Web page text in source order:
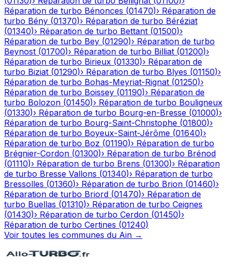
Réparation de turbo Bénonces (01470)› Réparation de
turbo Bény (01370)› Réparation de turbo Béréziat
(01340)› Réparation de turbo Bettant (01500)›
Réparation de turbo Bey (01290)› Réparation de turbo
Beynost (01700)› Réparation de turbo Billiat (01200)›
Réparation de turbo Birieux (01330)› Réparation de
turbo Biziat (01290)› Réparation de turbo Blyes (01150)›
Réparation de turbo Bohas-Meyriat-Rignat (01250)›
Réparation de turbo Boissey (01190)› Réparation de
turbo Bolozon (01450)› Réparation de turbo Bouligneux
(01330)› Réparation de turbo Bourg-en-Bresse (01000)›
Réparation de turbo Bourg-Saint-Christophe (01800)›
Réparation de turbo Boyeux-Saint-Jérôme (01640)›
Réparation de turbo Boz (01190)› Réparation de turbo
Brégnier-Cordon (01300)› Réparation de turbo Brénod
(01110)› Réparation de turbo Brens (01300)› Réparation
de turbo Bresse Vallons (01340)› Réparation de turbo
Bressolles (01360)› Réparation de turbo Brion (01460)›
Réparation de turbo Briord (01470)› Réparation de
turbo Buellas (01310)› Réparation de turbo Ceignes
(01430)› Réparation de turbo Cerdon (01450)›
Réparation de turbo Certines (01240)
Voir toutes les communes du Ain →